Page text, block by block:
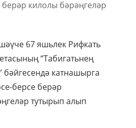
67 яшьлек Рифкать
“Табигатьнең
бәйгесендә катнашырга
берсе берәр
тутырып алып